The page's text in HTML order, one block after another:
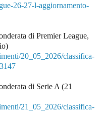
26-27-l-aggiornamento-
di Premier League,
20_05_2026/classifica-
di Serie A (21
21_05_2026/classifica-